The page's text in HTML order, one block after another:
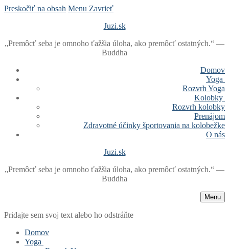
Preskočiť na obsah Menu Zavrieť
Juzi.sk
„Premôcť seba je omnoho ťažšia úloha, ako premôcť ostatných.“ —
Buddha
Domov
Yoga
Rozvrh Yoga
Kolobky
Rozvrh kolobky
Prenájom
‪Zdravotné‬ ‪účinky‬ ‪športovania‬ na ‪‎kolobežke‬
O nás
Juzi.sk
„Premôcť seba je omnoho ťažšia úloha, ako premôcť ostatných.“ —
Buddha
Menu
Pridajte sem svoj text alebo ho odstráňte
Domov
Yoga